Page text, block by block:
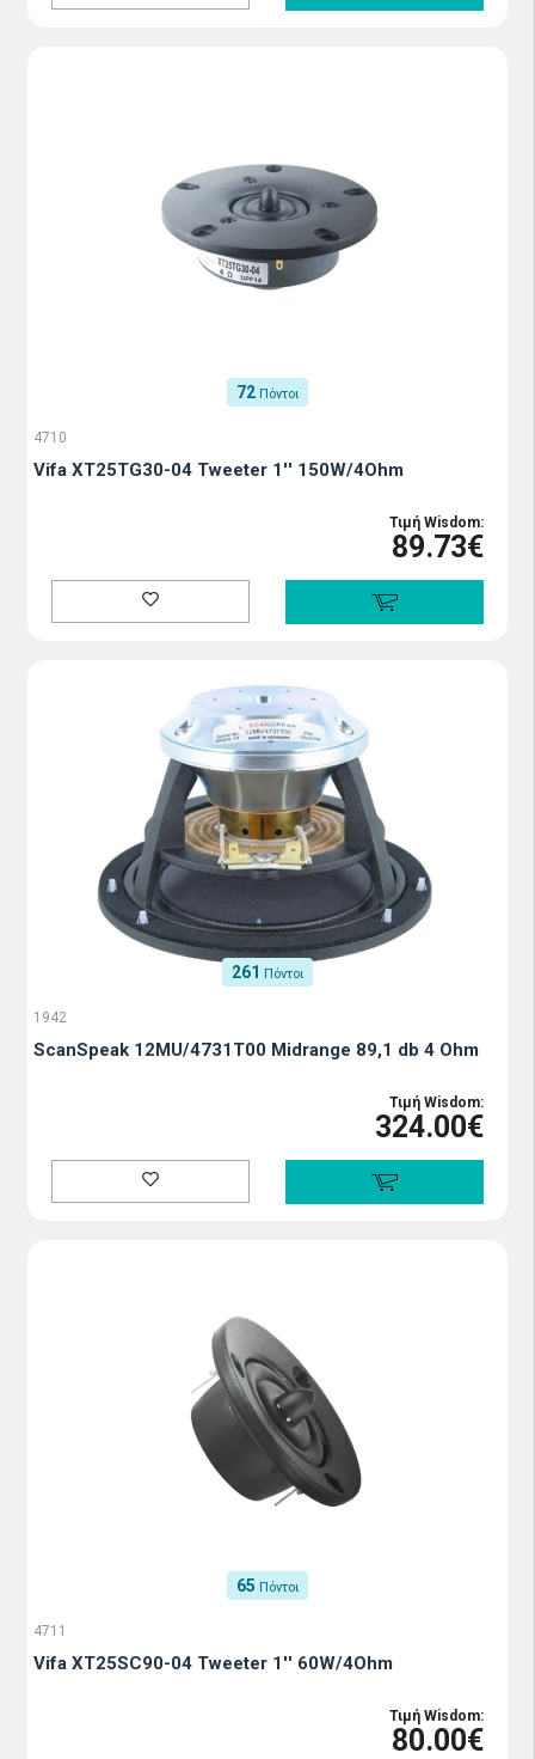
72 Πόντοι
4710
Vifa XT25TG30-04 Tweeter 1'' 150W/4Ohm
Τιμή Wisdom:
89.73€
261 Πόντοι
1942
ScanSpeak 12MU/4731T00 Midrange 89,1 db 4 Ohm
Τιμή Wisdom:
324.00€
65 Πόντοι
4711
Vifa XT25SC90-04 Tweeter 1'' 60W/4Ohm
Τιμή Wisdom:
80.00€